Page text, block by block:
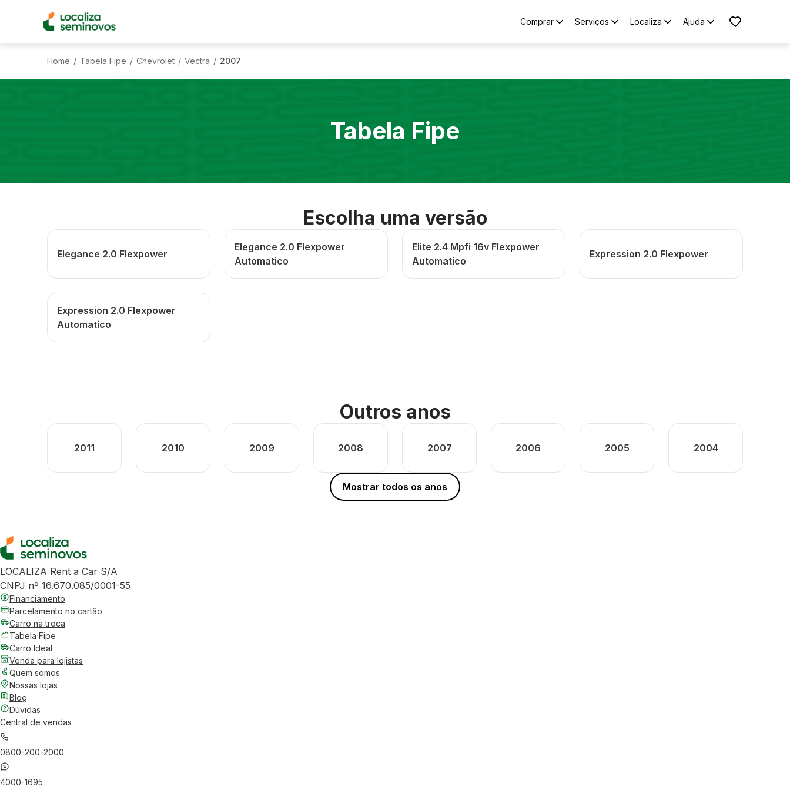
Comprar Serviços Localiza Ajuda
Home / Tabela Fipe / Chevrolet / Vectra / 2007
Tabela Fipe
Escolha uma versão
Elegance 2.0 Flexpower
Elegance 2.0 Flexpower
Automatico
Elite 2.4 Mpfi 16v Flexpower
Automatico
Expression 2.0 Flexpower
Expression 2.0 Flexpower
Automatico
Outros anos
2011 2010 2009 2008 2007 2006 2005 2004
Mostrar todos os anos
LOCALIZA Rent a Car S/A
CNPJ nº 16.670.085/0001-55
Financiamento
Parcelamento no cartão
Carro na troca
Tabela Fipe
Carro Ideal
Venda para lojistas
Quem somos
Nossas lojas
Blog
Dúvidas
Central de vendas
0800-200-2000
4000-1695